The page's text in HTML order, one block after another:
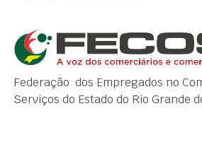
Federação dos Empregados no
Serviços do Estado do Rio Grande